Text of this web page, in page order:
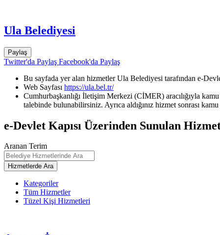
Ula Belediyesi
Paylaş
Twitter'da Paylaş Facebook'da Paylaş
Bu sayfada yer alan hizmetler Ula Belediyesi tarafından e-
Web Sayfası https://ula.bel.tr/
Cumhurbaşkanlığı İletişim Merkezi (CİMER) aracılığıyla
talebinde bulunabilirsiniz. Ayrıca aldığınız hizmet sonrası
e-Devlet Kapısı Üzerinden Sunulan
Aranan Terim
Kategoriler
Tüm Hizmetler
Tüzel Kişi Hizmetleri